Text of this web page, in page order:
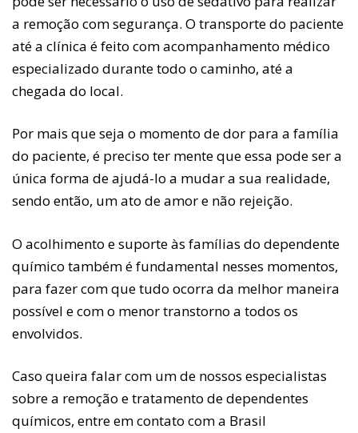
a remoção com segurança. O transporte do paciente
até a clínica é feito com acompanhamento médico
especializado durante todo o caminho, até a
chegada do local.
Por mais que seja o momento de dor para a família
do paciente, é preciso ter mente que essa pode ser a
única forma de ajudá-lo a mudar a sua realidade,
sendo então, um ato de amor e não rejeição.
O acolhimento e suporte às famílias do dependente
químico também é fundamental nesses momentos,
para fazer com que tudo ocorra da melhor maneira
possível e com o menor transtorno a todos os
envolvidos.
Caso queira falar com um de nossos especialistas
sobre a remoção e tratamento de dependentes
químicos, entre em contato com a Brasil